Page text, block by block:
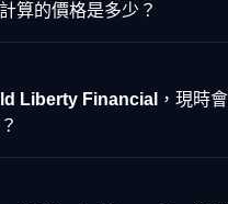
算的價格是多少？
Liberty Financial，現時會